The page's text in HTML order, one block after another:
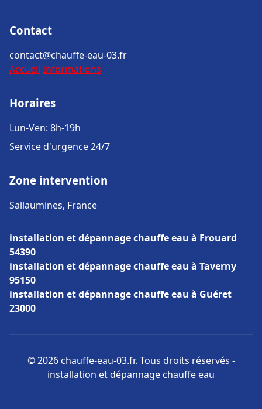
Contact
contact@chauffe-eau-03.fr
Accueil Informations
Horaires
Lun-Ven: 8h-19h
Service d'urgence 24/7
Zone intervention
Sallaumines, France
installation et dépannage chauffe eau à Frouard
54390
installation et dépannage chauffe eau à Taverny
95150
installation et dépannage chauffe eau à Guéret
23000
© 2026 chauffe-eau-03.fr. Tous droits réservés -
installation et dépannage chauffe eau